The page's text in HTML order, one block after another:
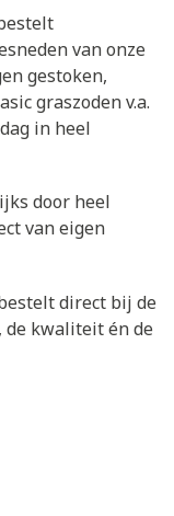
van onze
gestoken,
graszoden v.a.
in heel
door heel
van eigen
direct bij de
de kwaliteit én de